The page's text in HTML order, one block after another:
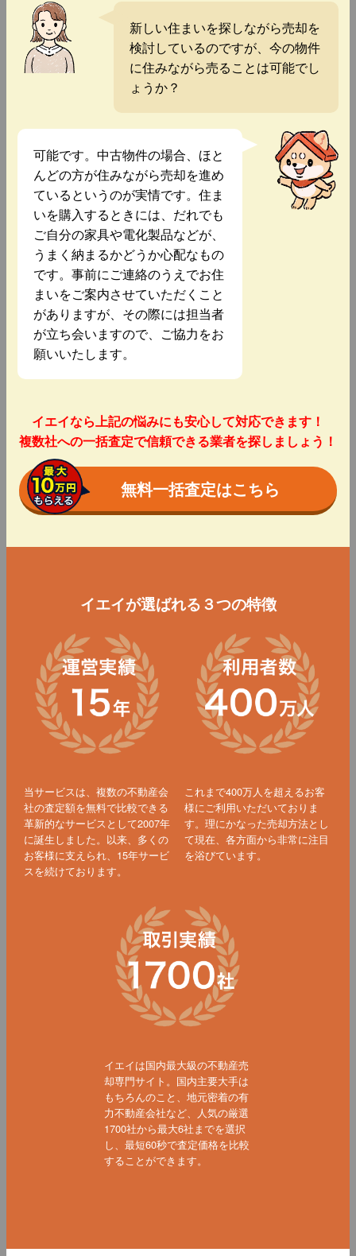
新しい住まいを探しながら売却を
検討しているのですが、今の物件
に住みながら売ることは可能でし
ょうか？
可能です。中古物件の場合、ほと
んどの方が住みながら売却を進め
ているというのが実情です。住ま
いを購入するときには、だれでも
ご自分の家具や電化製品などが、
うまく納まるかどうか心配なもの
です。事前にご連絡のうえでお住
まいをご案内させていただくこと
がありますが、その際には担当者
が立ち会いますので、ご協力をお
願いいたします。
イエイなら上記の悩みにも安心して対応できます！
複数社への一括査定で信頼できる業者を探しましょう！
無料一括査定はこちら
イエイが選ばれる３つの特徴
当サービスは、複数の不動産会
社の査定額を無料で比較できる
革新的なサービスとして2007年
に誕生しました。以来、多くの
お客様に支えられ、15年サービ
スを続けております。
これまで400万人を超えるお客
様にご利用いただいておりま
す。理にかなった売却方法とし
て現在、各方面から非常に注目
を浴びています。
イエイは国内最大級の不動産売
却専門サイト。国内主要大手は
もちろんのこと、地元密着の有
力不動産会社など、人気の厳選
1700社から最大6社までを選択
し、最短60秒で査定価格を比較
することができます。